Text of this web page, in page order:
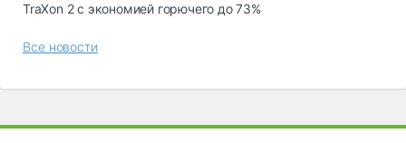
TraXon 2 с экономией горючего до 73%
Все новости